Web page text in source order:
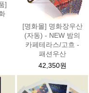
]
[명화몰] 명화장우산
(자동) - NEW 밤의
카페테라스/고흐 -
패션우산
42,350원